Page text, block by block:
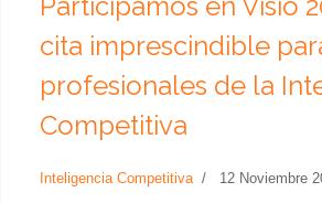
cita imprescindible
profesionales de la
Competitiva
Inteligencia Competitiva 12 Noviembre